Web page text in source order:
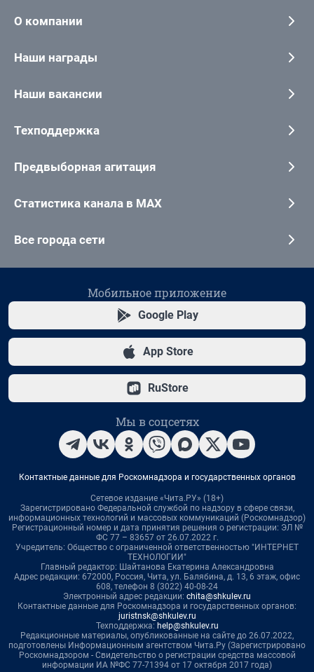
О компании
Наши награды
Наши вакансии
Техподдержка
Предвыборная агитация
Статистика канала в MAX
Все города сети
Мобильное приложение
Google Play
App Store
RuStore
Мы в соцсетях
Контактные данные для Роскомнадзора и государственных органов
Сетевое издание «Чита.РУ» (18+)
Зарегистрировано Федеральной службой по надзору в сфере связи,
информационных технологий и массовых коммуникаций (Роскомнадзор)
Регистрационный номер и дата принятия решения о регистрации: ЭЛ №
ФС 77 – 83657 от 26.07.2022 г.
Учредитель: Общество с ограниченной ответственностью "ИНТЕРНЕТ
ТЕХНОЛОГИИ"
Главный редактор: Шайтанова Екатерина Александровна
Адрес редакции: 672000, Россия, Чита, ул. Балябина, д. 13, 6 этаж, офис
608, телефон 8 (3022) 40-08-24
Электронный адрес редакции: chita@shkulev.ru
Контактные данные для Роскомнадзора и государственных органов:
juristnsk@shkulev.ru
Техподдержка: help@shkulev.ru
Редакционные материалы, опубликованные на сайте до 26.07.2022,
подготовлены Информационным агентством Чита.Ру (Зарегистрировано
Роскомнадзором - Свидетельство о регистрации средства массовой
информации ИА №ФС 77-71394 от 17 октября 2017 года)